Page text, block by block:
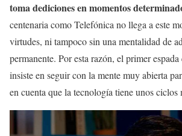
toma dediciones en momentos
centenaria como Telefónica no llega a este
virtudes, ni tampoco sin una mentalidad de
permanente. Por esta razón, el primer
insiste en seguir con la mente muy abierta
en cuenta que la tecnología tiene unos ciclos